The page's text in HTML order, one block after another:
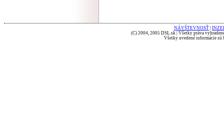
NÁVŠTEVNOSŤ
(C) 2004, 2005 DSL.sk | Všetky práva
Všetky uvedené informácie sú